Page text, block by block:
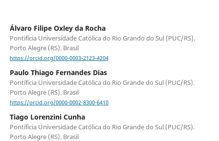
Álvaro Filipe Oxley da Rocha
Pontifícia Universidade Católica do Rio Grando do Sul (PUC/RS).
Porto Alegre (RS). Brasil
https://orcid.org/0000-0003-2123-4204
Paulo Thiago Fernandes Dias
Pontíficia Universidade Católica do Rio Grande do Sul (PUC/RS).
Porto Alegre (RS). Brasil
https://orcid.org/0000-0002-8300-6410
Tiago Lorenzini Cunha
Pontíficia Universidade Católica do Rio Grande do Sul (PUC/RS).
Porto Alegre (RS). Brasil